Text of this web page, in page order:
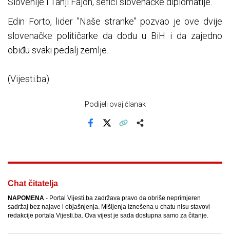
Edin Forto, lider "Naše stranke" pozvao je ove dvije
slovenačke političarke da dođu u BiH i da zajedno
obiđu svaki pedalj zemlje.
(Vijesti.ba)
Podijeli ovaj članak
Chat čitatelja
NAPOMENA - Portal Vijesti.ba zadržava pravo da obriše neprimjeren
sadržaj bez najave i objašnjenja. Mišljenja iznešena u chatu nisu stavovi
redakcije portala Vijesti.ba. Ova vijest je sada dostupna samo za čitanje.